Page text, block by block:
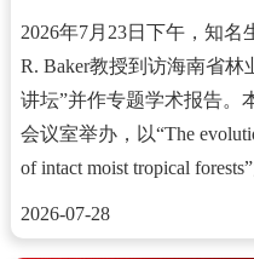
2026年7月23日下午，知
R. Baker教授到访海南省
讲坛”并作专题学术报告。
会议室举办，以“The
of intact moist tropical
2026-07-28